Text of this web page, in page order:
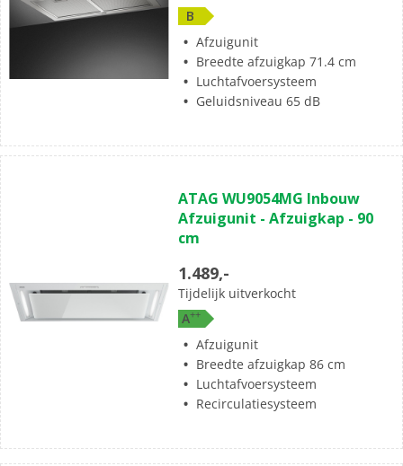
B
Afzuigunit
Breedte afzuigkap 71.4 cm
Luchtafvoersysteem
Geluidsniveau 65 dB
ATAG WU9054MG Inbouw
Afzuigunit - Afzuigkap - 90
cm
1.489,-
Tijdelijk uitverkocht
A++
Afzuigunit
Breedte afzuigkap 86 cm
Luchtafvoersysteem
Recirculatiesysteem